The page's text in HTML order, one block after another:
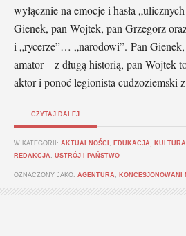
wyłącznie na emocje i hasła
Gienek, pan Wojtek, pan Grzegorz
i „rycerze”… „narodowi”. Pan Gienek,
amator – z długą historią, pan Wojtek
aktor i ponoć legionista cudzoziemski z
CZYTAJ DALEJ
W KATEGORII: AKTUALNOŚCI EDUKACJA,
REDAKCJA
USTRÓJ I PAŃSTWO
OZNACZONY JAKO: AGENTURA KONCESJONOWANI